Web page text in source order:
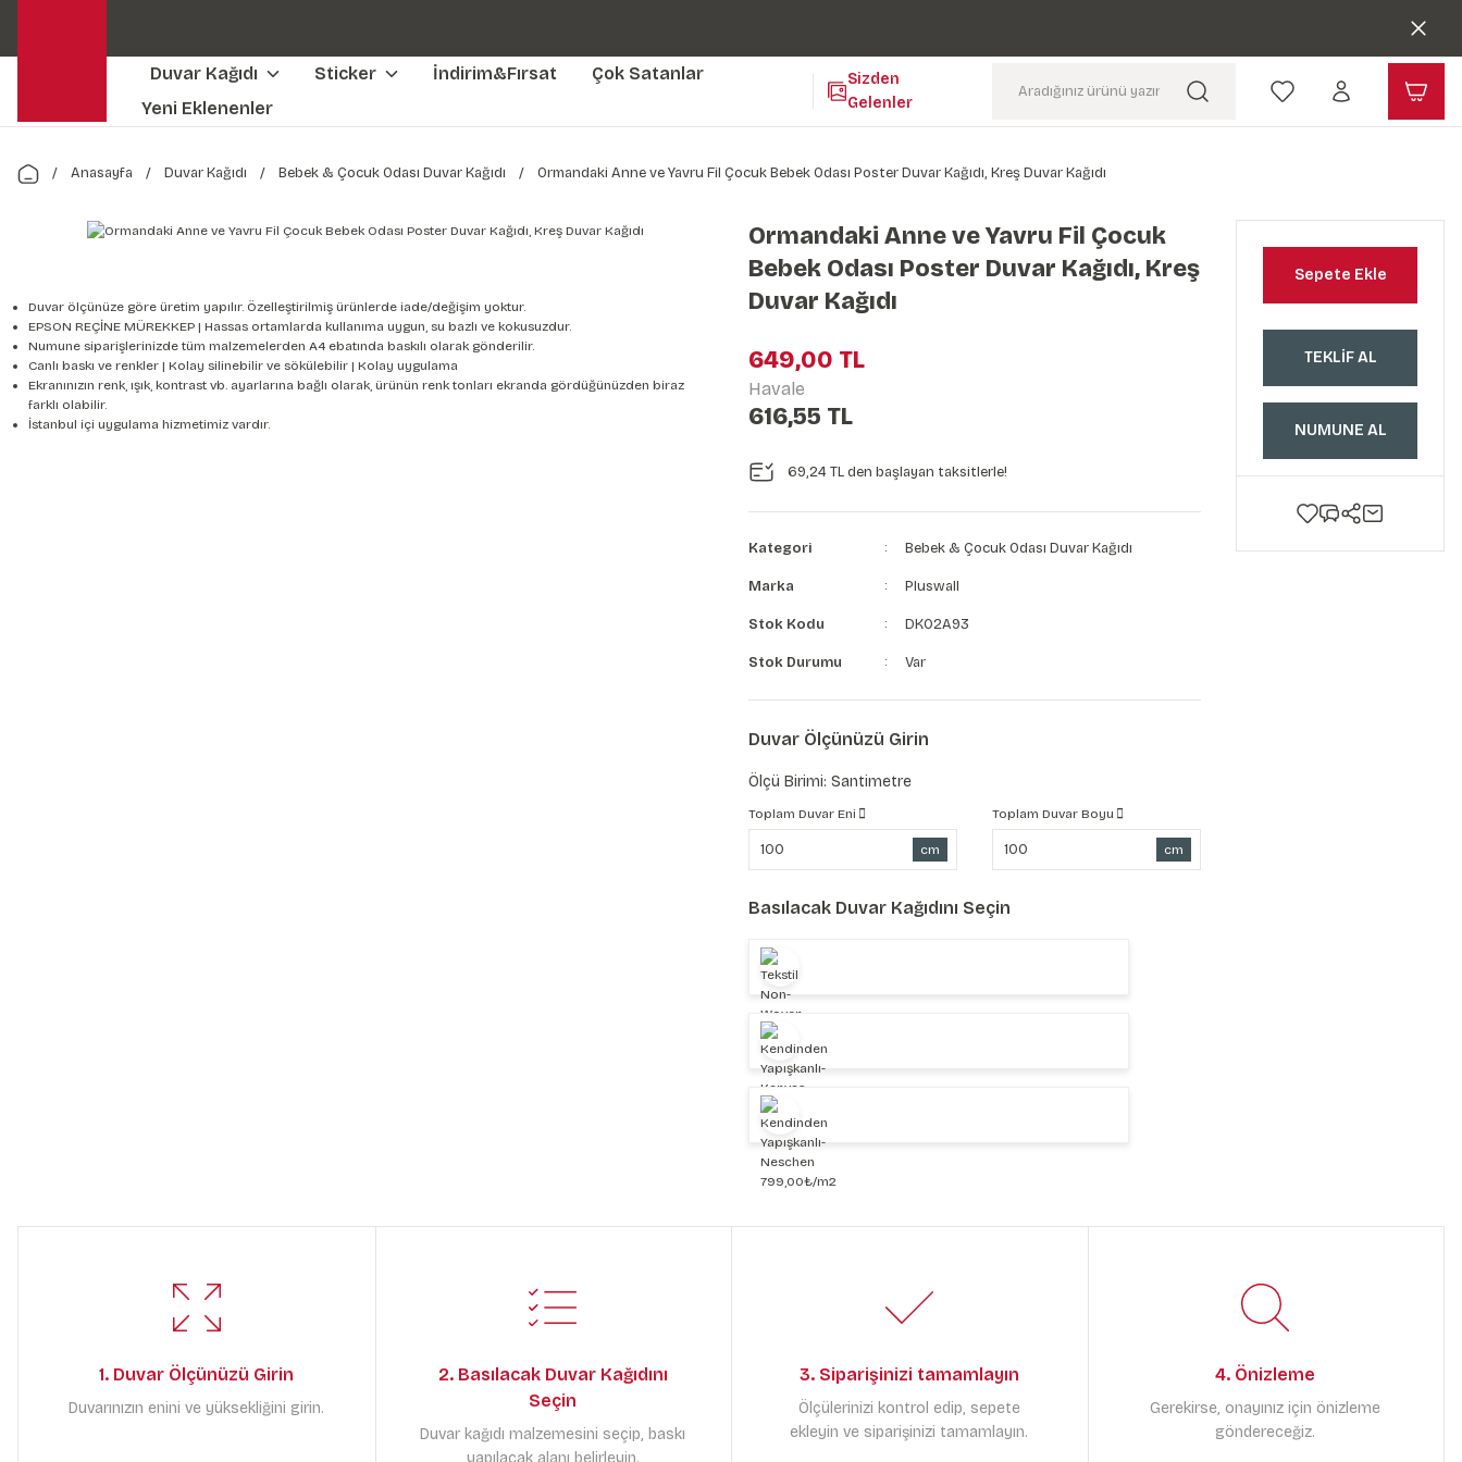
Kendinden Yapışkanlı Kolay Uygulanan Duvar Kağıtları😇
Duvar Kağıdı Sticker İndirim&Fırsat
Çok Satanlar
Yeni Eklenenler
Sizden
Gelenler
Anasayfa Duvar Kağıdı Bebek & Çocuk Odası Duvar Kağıdı Ormandaki Anne ve Yavru Fil Çocuk Bebek Odası Poster Duvar Kağıdı, Kreş Duvar Kağıdı
Duvar ölçünüze göre üretim yapılır. Özelleştirilmiş ürünlerde iade/değişim yoktur.
EPSON REÇİNE MÜREKKEP | Hassas ortamlarda kullanıma uygun, su bazlı ve kokusuzdur.
Numune siparişlerinizde tüm malzemelerden A4 ebatında baskılı olarak gönderilir.
Canlı baskı ve renkler | Kolay silinebilir ve sökülebilir | Kolay uygulama
Ekranınızın renk, ışık, kontrast vb. ayarlarına bağlı olarak, ürünün renk tonları ekranda gördüğünüzden biraz
farklı olabilir.
İstanbul içi uygulama hizmetimiz vardır.
Ormandaki Anne ve Yavru Fil Çocuk
Bebek Odası Poster Duvar Kağıdı, Kreş
Duvar Kağıdı
649,00 TL
Havale
616,55 TL
69,24 TL den başlayan taksitlerle!
Kategori Bebek & Çocuk Odası Duvar Kağıdı
Marka Pluswall
Stok Kodu DK02A93
Stok Durumu Var
Duvar Ölçünüzü Girin
Ölçü Birimi: Santimetre
Toplam Duvar Eni
cm
Toplam Duvar Boyu
cm
Basılacak Duvar Kağıdını Seçin
Sepete Ekle
TEKLİF AL
NUMUNE AL
1. Duvar Ölçünüzü Girin
Duvarınızın enini ve yüksekliğini girin.
2. Basılacak Duvar Kağıdını
Seçin
Duvar kağıdı malzemesini seçip, baskı
yapılacak alanı belirleyin.
3. Siparişinizi tamamlayın
Ölçülerinizi kontrol edip, sepete
ekleyin ve siparişinizi tamamlayın.
4. Önizleme
Gerekirse, onayınız için önizleme
göndereceğiz.